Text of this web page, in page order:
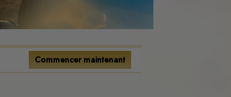
Commencer maintenant